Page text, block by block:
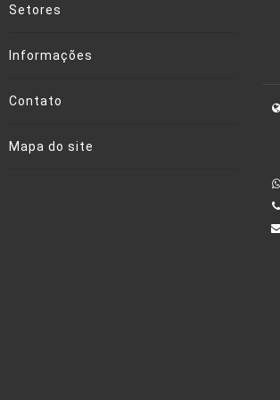
Setores
Informações
Contato
Mapa do site